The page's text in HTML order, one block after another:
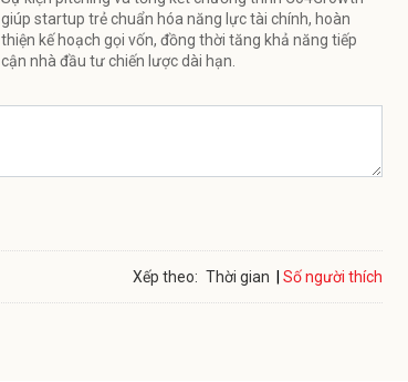
giúp startup trẻ chuẩn hóa năng lực tài chính, hoàn
thiện kế hoạch gọi vốn, đồng thời tăng khả năng tiếp
cận nhà đầu tư chiến lược dài hạn.
Xếp theo: Thời gian Số người thích